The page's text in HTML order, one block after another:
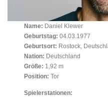
Name: Daniel Klewer
Geburtstag:04.03.1977
Geburtsort: Rostock,
Nation: Deutschland
Größe: 1,92 m
Position: Tor
Spielerstationen: